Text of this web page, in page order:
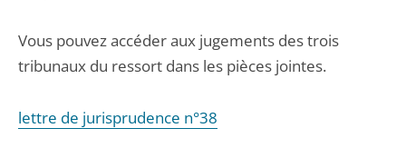
Vous pouvez accéder aux jugements des trois
tribunaux du ressort dans les pièces jointes.
lettre de jurisprudence n°38